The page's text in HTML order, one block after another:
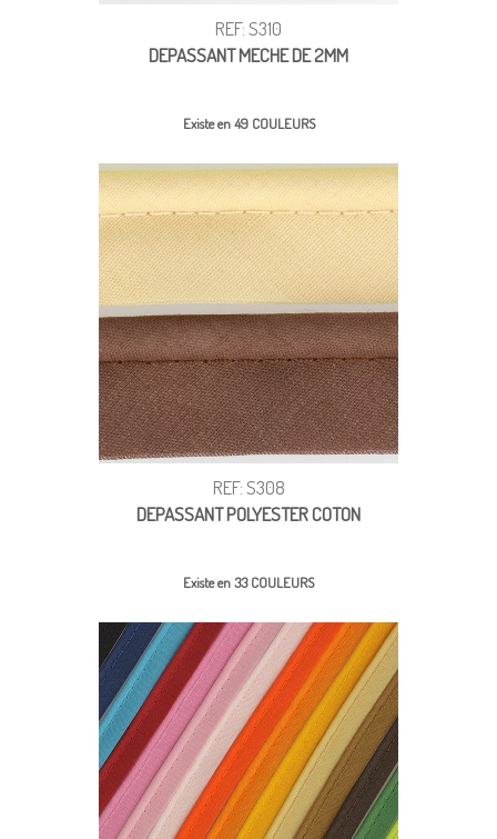
REF: S310
DEPASSANT MECHE DE 2MM
Existe en 49 COULEURS
REF: S308
DEPASSANT POLYESTER COTON
Existe en 33 COULEURS